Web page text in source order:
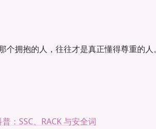
个拥抱的人，往往才是真正懂得尊重的
：SSC、RACK 与安全词